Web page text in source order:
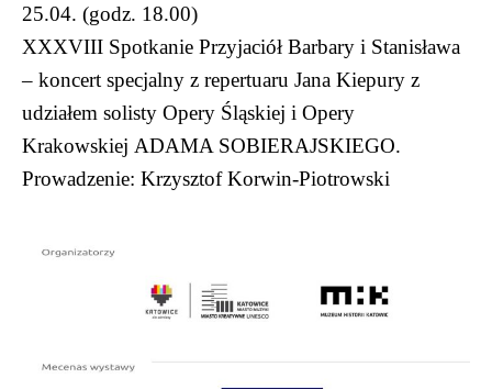
25.04. (godz. 18.00)
XXXVIII Spotkanie Przyjaciół Barbary i Stanisława
– koncert specjalny z repertuaru Jana Kiepury z
udziałem solisty Opery Śląskiej i Opery
Krakowskiej ADAMA SOBIERAJSKIEGO.
Prowadzenie: Krzysztof Korwin-Piotrowski